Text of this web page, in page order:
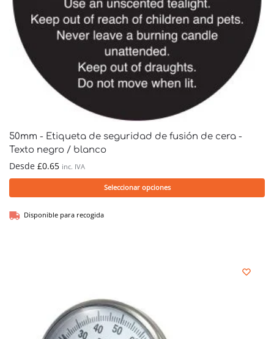
50mm - Etiqueta de seguridad de fusión de cera -
Texto negro / blanco
Desde £0.65 inc. IVA
Seleccionar opciones
Disponible para recogida